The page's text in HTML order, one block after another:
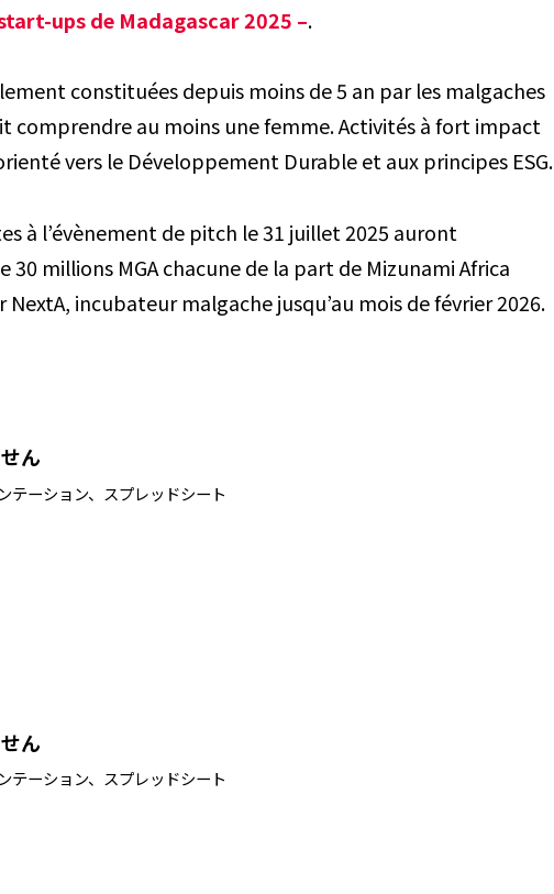
ups de Madagascar 2025 –.
constituées depuis moins de 5 an par les malgaches
comprendre au moins une femme. Activités à fort impact
vers le Développement Durable et aux principes ESG.
à l’évènement de pitch le 31 juillet 2025 auront
millions MGA chacune de la part de Mizunami Africa
incubateur malgache jusqu’au mois de février 2026.
ん
テーション、スプレッドシート
ん
テーション、スプレッドシート